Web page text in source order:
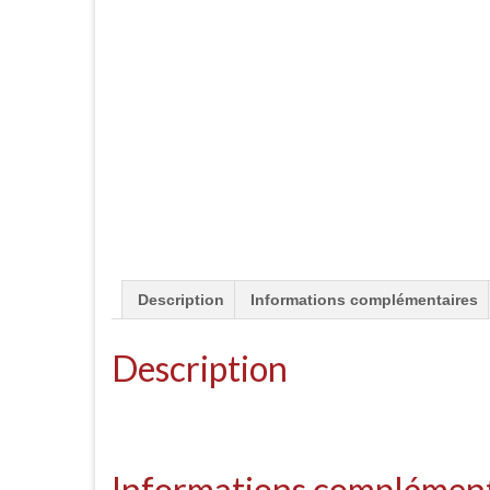
Description Informations complémentaires
Description